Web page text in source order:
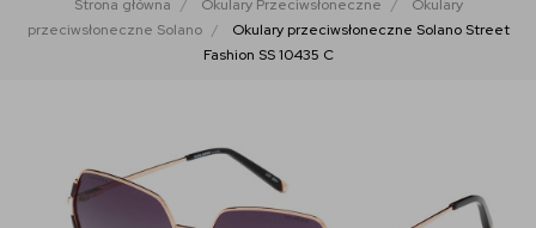
Strona główna Okulary Przeciwsłoneczne
Okulary
przeciwsłoneczne Solano
Okulary przeciwsłoneczne Solano Street
Fashion SS 10435 C